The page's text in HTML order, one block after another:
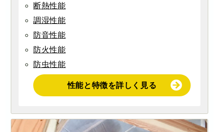
断熱性能
調湿性能
防音性能
防火性能
防虫性能
性能と特徴を詳しく見る